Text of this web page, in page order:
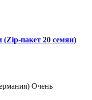
(Zip-пакет 20 семян)
Очень